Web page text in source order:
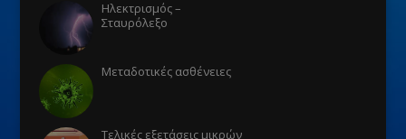
Ηλεκτρισμός –
Σταυρόλεξο
Μεταδοτικές ασθένειες
Τελικές εξετάσεις μικρών